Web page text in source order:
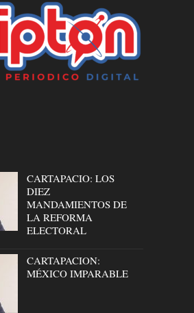
CARTAPACIO: LOS
DIEZ
MANDAMIENTOS DE
LA REFORMA
ELECTORAL
CARTAPACION:
MÉXICO IMPARABLE